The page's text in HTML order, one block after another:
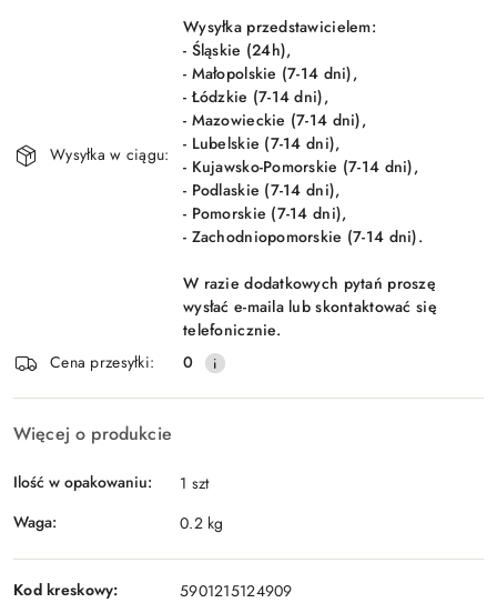
Wyślij
Wysyłka w ciągu:
Wysyłka przedstawicielem:
- Śląskie (24h),
- Małopolskie (7-14 dni),
- Łódzkie (7-14 dni),
- Mazowieckie (7-14 dni),
- Lubelskie (7-14 dni),
- Kujawsko-Pomorskie (7-14 dni),
- Podlaskie (7-14 dni),
- Pomorskie (7-14 dni),
- Zachodniopomorskie (7-14 dni).
W razie dodatkowych pytań proszę
wysłać e-maila lub skontaktować się
telefonicznie.
Cena przesyłki:
0
Więcej o produkcie
Ilość w opakowaniu:
1 szt
Waga:
0.2 kg
Kod kreskowy: 5901215124909